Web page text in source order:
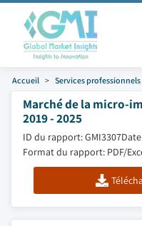
Accueil Services professionnels
Marché de la micro-
2019 - 2025
ID du rapport: GMI3307
Format du rapport: PDF/